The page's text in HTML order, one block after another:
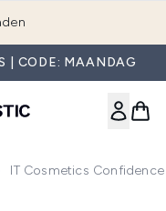
| CODE: MAANDAG
IT Cosmetics